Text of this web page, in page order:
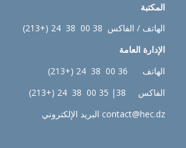
المكتبة
الهاتف / الفاكس 38 00 38 24 (+213)
الإدارة العامة
الهاتف 36 00 38 24 (+213)
الفاكس 38| 35 00 38 24 (+213)
contact@hec.dz البريد الإلكتروني